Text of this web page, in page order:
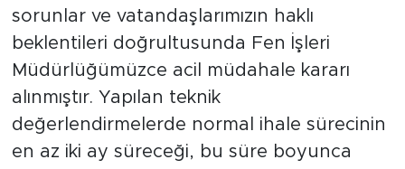
sorunlar ve vatandaşlarımızın haklı
beklentileri doğrultusunda Fen İşleri
Müdürlüğümüzce acil müdahale kararı
alınmıştır. Yapılan teknik
değerlendirmelerde normal ihale sürecinin
en az iki ay süreceği, bu süre boyunca